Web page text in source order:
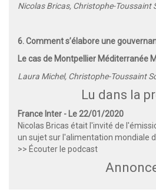
Nicolas Bricas, Christophe-Toussaint
6. Comment s’élabore une
Le cas de Montpellier Méditerranée
Laura Michel, Christophe-Toussaint
Lu dans la
France Inter - Le 22/01/2020
Nicolas Bricas était l'invité de
un sujet sur l'alimentation mondiale
>> Écouter le podcast